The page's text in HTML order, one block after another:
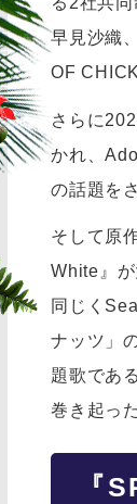
早見沙織
OF
さらに
かれ、
の話題を
そして原
White』
同じく
ナッツ」
題歌であ
巻き起っ
『